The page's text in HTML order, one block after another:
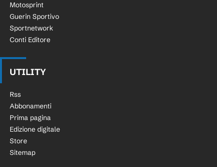
Motosprint
Guerin Sportivo
Sportnetwork
Conti Editore
UTILITY
Rss
Abbonamenti
Prima pagina
Edizione digitale
Store
Sitemap